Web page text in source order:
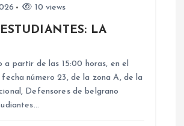
10 views
LA
a partir de las 15:00 horas, en el
número 23, de la zona A, de la
Defensores de belgrano